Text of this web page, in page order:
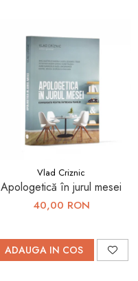
Vlad Criznic
Apologetică în jurul mesei
40,00 RON
ADAUGA IN COS